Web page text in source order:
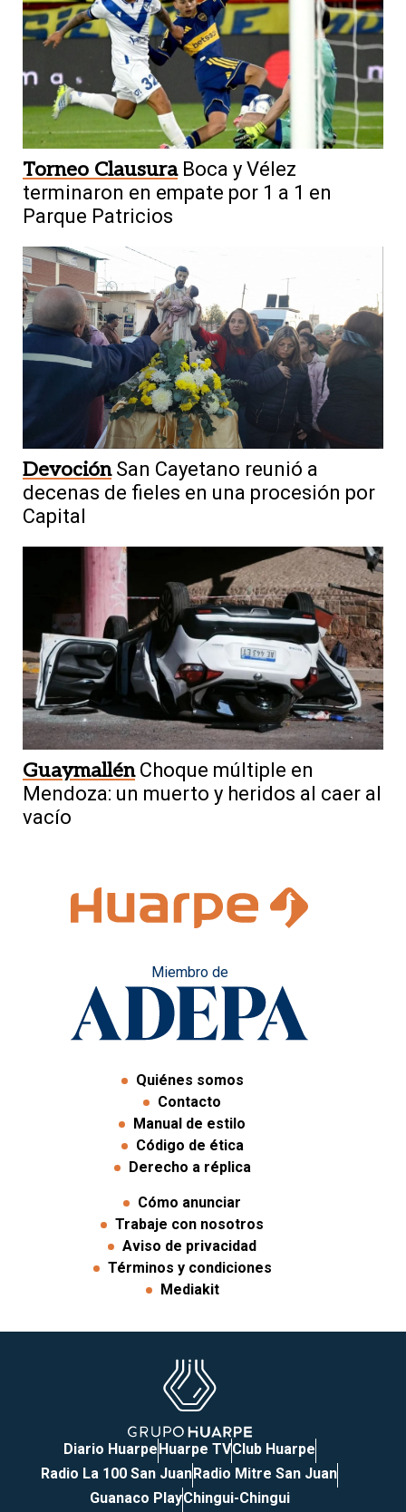
Torneo Clausura Boca y Vélez
terminaron en empate por 1 a 1 en
Parque Patricios
Devoción San Cayetano reunió a
decenas de fieles en una procesión por
Capital
Guaymallén Choque múltiple en
Mendoza: un muerto y heridos al caer al
vacío
Miembro de
Quiénes somos
Contacto
Manual de estilo
Código de ética
Derecho a réplica
Cómo anunciar
Trabaje con nosotros
Aviso de privacidad
Términos y condiciones
Mediakit
Diario HuarpeHuarpe TVClub Huarpe
Radio La 100 San JuanRadio Mitre San Juan
Guanaco PlayChingui-Chingui